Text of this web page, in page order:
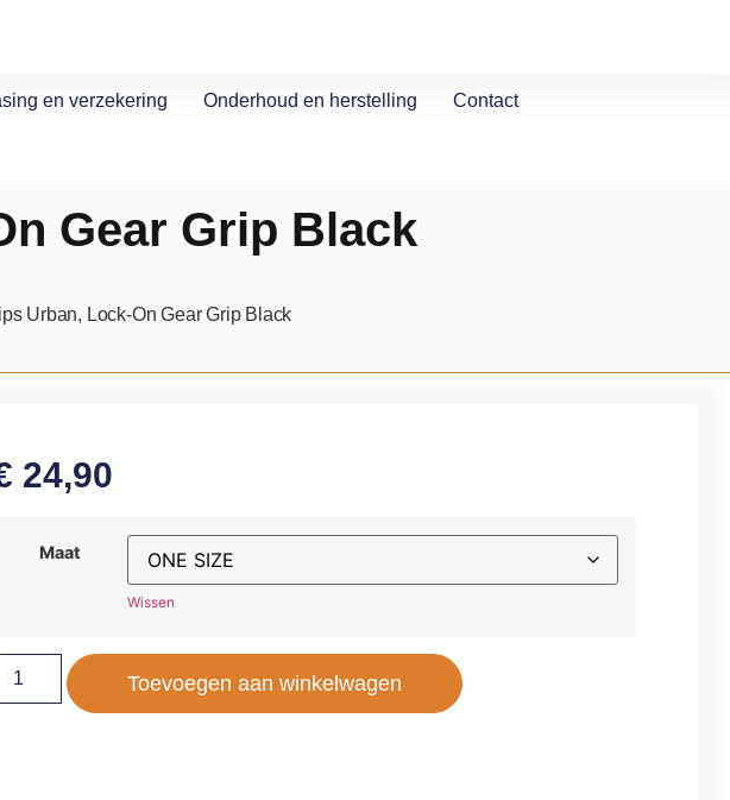
en verzekering Onderhoud en herstelling Contact
Gear Grip Black
Urban, Lock-On Gear Grip Black
24,90
Maat
Wissen
Toevoegen aan winkelwagen